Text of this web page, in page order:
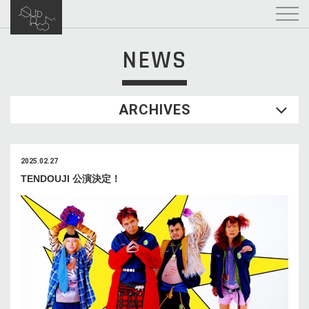
NEWS
ARCHIVES
2025.02.27
TENDOUJI 公演決定！